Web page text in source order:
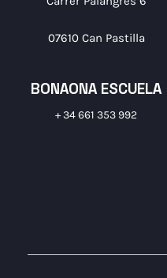
07610 Can Pastilla
BONAONA ESCUELA
+ 34 661 353 992